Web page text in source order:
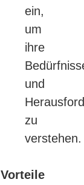
ein,
um
ihre
und
zu
verstehen.
Vorteile